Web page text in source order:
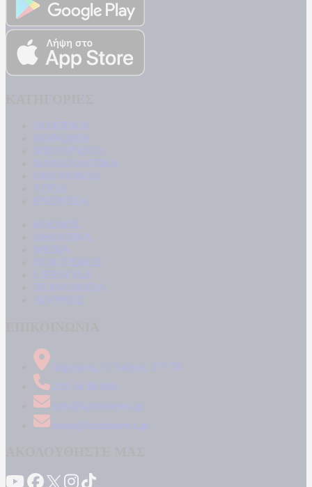
ΠΟΛΙΤΙΚΗ
ΚΟΙΝΩΝΙΑ
ΜΠΟΥΡΛΟΤΟ
ΠΑΡΑΠΟΛΙΤΙΚΑ
ΟΙΚΟΝΟΜΙΑ
ΥΓΕΙΑ
ΕΝΕΡΓΕΙΑ
ΚΟΣΜΟΣ
ΑΘΛΗΤΙΚΑ
MEDIA
ΠΟΛΙΤΙΣΜΟΣ
LIFESTYLE
ΤΕΧΝΟΛΟΓΙΑ
ΑΠΟΨΕΙΣ
Δήμητρος 31 Ταύρος, 177 78
210 34 89 000
info@kontranews.gr
news@kontranews.gr